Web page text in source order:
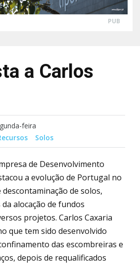
PUB
a Carlos
feira
Solos
de Desenvolvimento
a evolução de Portugal no
de solos,
alocação de fundos
projetos. Carlos Caxaria
que tem sido desenvolvido
das escombreiras e
depois de requalificados